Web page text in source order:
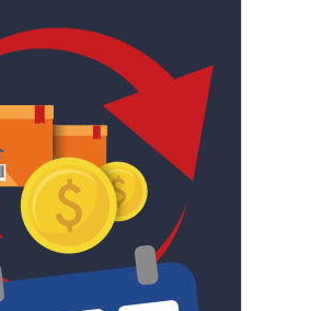
РК 75-3,7-35ф
Под заказ